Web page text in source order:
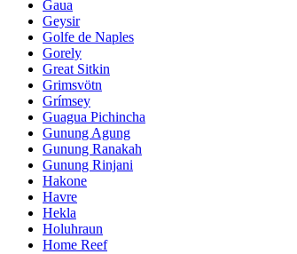
Gaua
Geysir
Golfe de Naples
Gorely
Great Sitkin
Grimsvötn
Grímsey
Guagua Pichincha
Gunung Agung
Gunung Ranakah
Gunung Rinjani
Hakone
Havre
Hekla
Holuhraun
Home Reef